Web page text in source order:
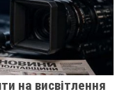
на висвітлення